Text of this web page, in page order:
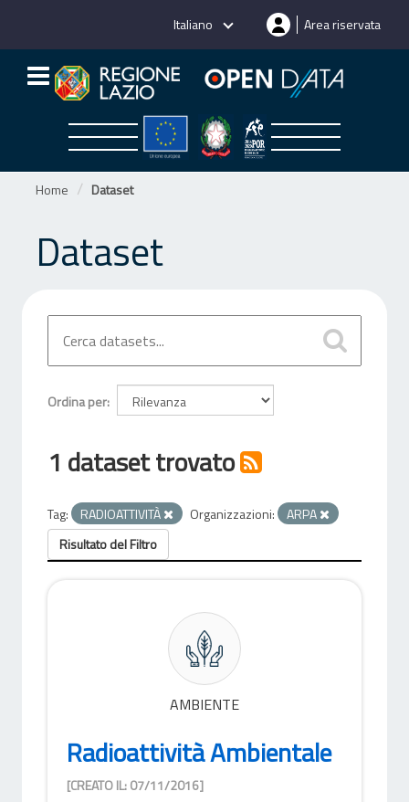
Italiano Area riservata
Home Dataset
Dataset
Ordina per
1 dataset trovato
Tag: RADIOATTIVITÀ Organizzazioni:
ARPA
Risultato del Filtro
AMBIENTE
Radioattività Ambientale
[CREATO IL: 07/11/2016]